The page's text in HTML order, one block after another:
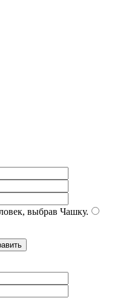
выбрав Чашку.